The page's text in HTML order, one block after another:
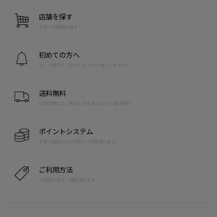
店舗を探す
お近くの店舗を探す
初めての方へ
もっと便利に！たのしむために覚えておきたい
送料無料
10,000円以上（税込）のお買い上げで送料無料
ポイントシステム
お買い物毎に1pt=1円でご利用頂けます
ご利用方法
ご利用方法をご確認頂けます